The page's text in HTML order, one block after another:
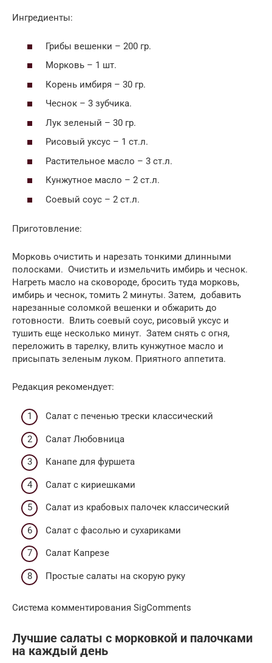
Ингредиенты:
Грибы вешенки – 200 гр.
Морковь – 1 шт.
Корень имбиря – 30 гр.
Чеснок – 3 зубчика.
Лук зеленый – 30 гр.
Рисовый уксус – 1 ст.л.
Растительное масло – 3 ст.л.
Кунжутное масло – 2 ст.л.
Соевый соус – 2 ст.л.
Приготовление:
Морковь очистить и нарезать тонкими длинными
полосками. Очистить и измельчить имбирь и чеснок.
Нагреть масло на сковороде, бросить туда морковь,
имбирь и чеснок, томить 2 минуты. Затем, добавить
нарезанные соломкой вешенки и обжарить до
готовности. Влить соевый соус, рисовый уксус и
тушить еще несколько минут. Затем снять с огня,
переложить в тарелку, влить кунжутное масло и
присыпать зеленым луком. Приятного аппетита.
Редакция рекомендует:
Cалат с печенью трески классический
Салат Любовница
Канапе для фуршета
Салат с кириешками
Салат из крабовых палочек классический
Салат с фасолью и сухариками
Салат Капрезе
Простые салаты на скорую руку
Система комментирования SigComments
Лучшие салаты с морковкой и палочками
на каждый день